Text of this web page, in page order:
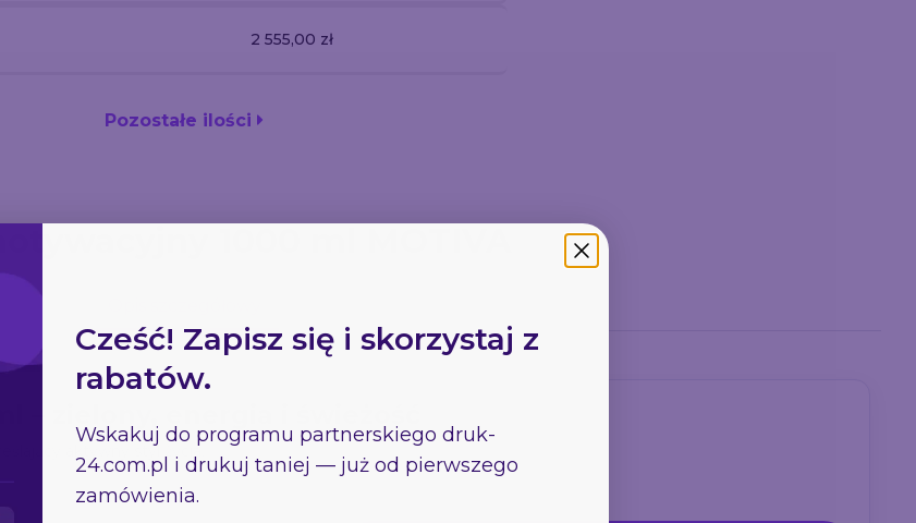
2 555,00 zł
Pozostałe ilości
1000 ml MOTIVA
– zielony, energia i świeżość
aktywny styl życia.
Cześć! Zapisz się i skorzystaj z
rabatów.
Wskakuj do programu partnerskiego druk-
24.com.pl i drukuj taniej — już od pierwszego
zamówienia.